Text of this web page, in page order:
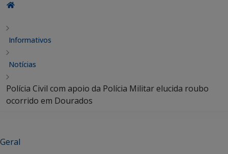
Informativos
Notícias
Polícia Civil com apoio da Polícia Militar elucida roubo
ocorrido em Dourados
Geral